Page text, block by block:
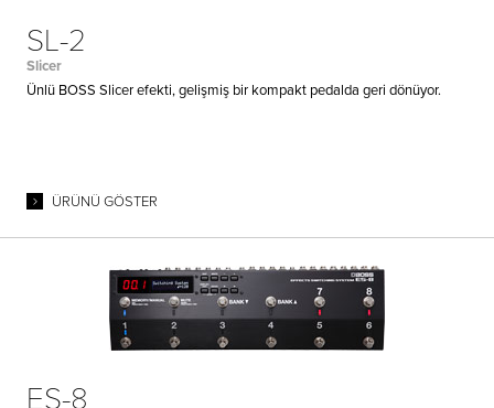
SL-2
Slicer
Ünlü BOSS Slicer efekti, gelişmiş bir kompakt pedalda geri dönüyor.
ÜRÜNÜ GÖSTER
ES-8